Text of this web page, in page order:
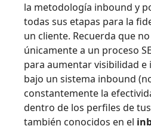
la metodología inbound y
todas sus etapas para la
un cliente. Recuerda que
únicamente a un proceso
para aumentar visibilidad e
bajo un sistema inbound
constantemente la
dentro de los perfiles de
también conocidos en el